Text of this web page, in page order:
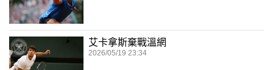
艾卡拿斯棄戰溫網
2026/05/19 23:34